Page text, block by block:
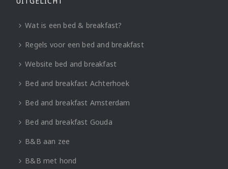
Wat is een bed & breakfast?
Regels voor een bed and breakfast
Website bed and breakfast
Bed and breakfast Achterhoek
Bed and breakfast Amsterdam
Bed and breakfast Gouda
B&B aan zee
B&B met hond